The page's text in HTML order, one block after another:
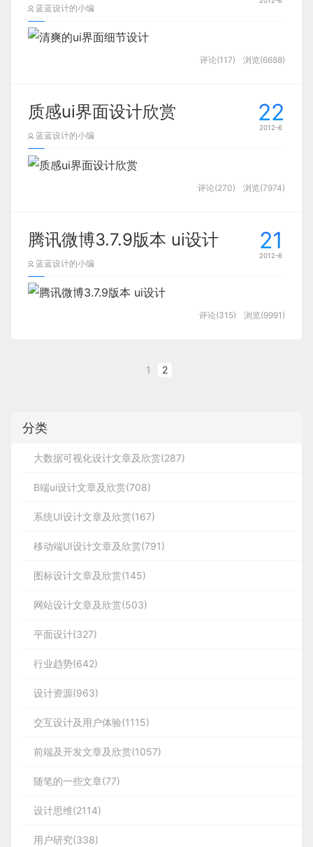
优秀的网站和手机应用有诸多相似之处。这两者
都能够迅速吸引用户或访问者。如果没有做到这点，
用户很可能会转而寻找其他替代品。多数用户不愿意
的3个问题：我在哪里？我现在能够做什么？我接下
够在前数秒的时间里告诉用户这是款适合他们的产
品，那么他们势必会进行更深层次的发掘。
蓝蓝设计的小编
评论(117) 浏览(6688)
22
2012-6
质感ui界面设计欣赏
蓝蓝设计的小编
评论(270) 浏览(7974)
21
2012-6
腾讯微博3.7.9版本 ui设计
蓝蓝设计的小编
评论(315) 浏览(9991)
1 2
分类
大数据可视化设计文章及欣赏(287)
B端ui设计文章及欣赏(708)
系统UI设计文章及欣赏(167)
移动端UI设计文章及欣赏(791)
图标设计文章及欣赏(145)
网站设计文章及欣赏(503)
平面设计(327)
行业趋势(642)
设计资源(963)
交互设计及用户体验(1115)
前端及开发文章及欣赏(1057)
随笔的一些文章(77)
设计思维(2114)
用户研究(338)